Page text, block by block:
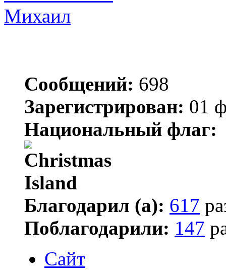
Михаил
Сообщений: 698
Зарегистрирован: 01
Национальный флаг:
Благодарил (а): 617
Поблагодарили: 147
Сайт